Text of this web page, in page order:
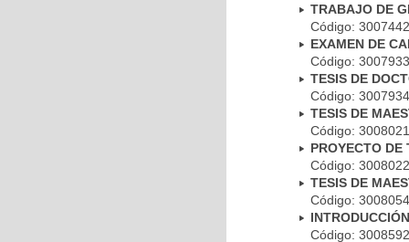
TRABAJO DE
Código:
EXAMEN DE
Código:
TESIS DE
Código:
TESIS DE
Código:
PROYECTO DE
Código:
TESIS DE
Código:
Código: